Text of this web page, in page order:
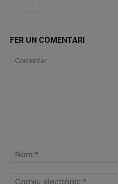
FER UN COMENTARI